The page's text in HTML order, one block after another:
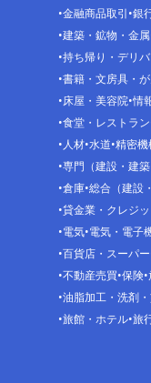
金融商品取引 銀
建築・鉱物・金属
持ち帰り・デリ
書籍・文房具・
床屋・美容院 情
食堂・レストラン
人材 水道 精密機
専門（建設・建築
倉庫 総合（建設
貸金業・クレジ
電気 電気・電子
百貨店・スーパー
不動産売買 保険
油脂加工・洗剤
旅館・ホテル 旅